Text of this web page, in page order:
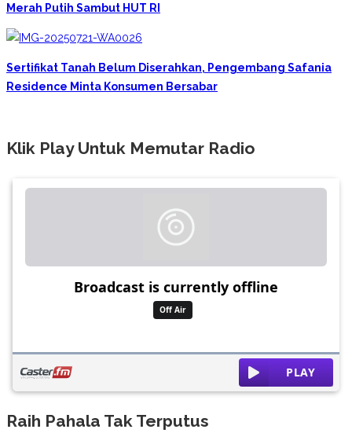
Merah Putih Sambut HUT RI
Sertifikat Tanah Belum Diserahkan, Pengembang Safania
Residence Minta Konsumen Bersabar
Klik Play Untuk Memutar Radio
Raih Pahala Tak Terputus